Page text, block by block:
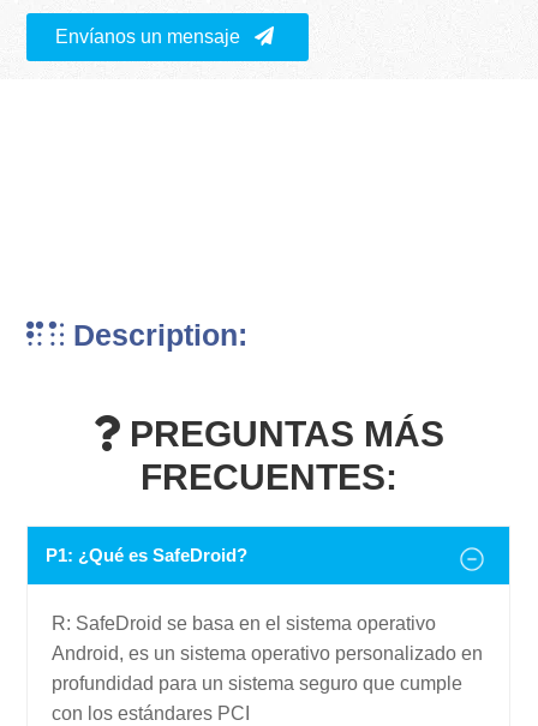
Envíanos un mensaje
Description:
PREGUNTAS MÁS
FRECUENTES:
P1: ¿Qué es SafeDroid?
R: SafeDroid se basa en el sistema operativo
Android, es un sistema operativo personalizado en
profundidad para un sistema seguro que cumple
con los estándares PCI